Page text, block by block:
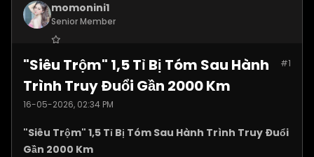
momonini1
Senior Member
Posts:5399 #1
"Siêu Trộm" 1,5 Tỉ Bị Tóm Sau Hành
Trình Truy Đuổi Gần 2000 Km
16-05-2026, 02:34 PM
"Siêu Trộm" 1,5 Tỉ Bị Tóm Sau Hành Trình Truy Đuổi
Gần 2000 Km